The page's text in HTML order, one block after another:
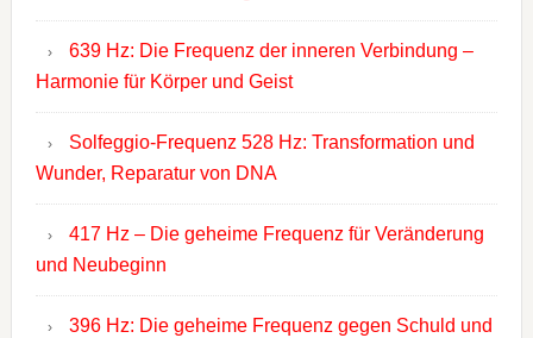
639 Hz: Die Frequenz der inneren Verbindung –
Harmonie für Körper und Geist
Solfeggio-Frequenz 528 Hz: Transformation und
Wunder, Reparatur von DNA
417 Hz – Die geheime Frequenz für Veränderung
und Neubeginn
396 Hz: Die geheime Frequenz gegen Schuld und